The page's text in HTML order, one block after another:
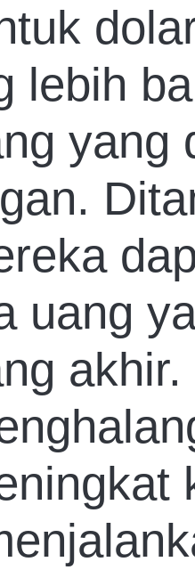
lebih
yang
uang